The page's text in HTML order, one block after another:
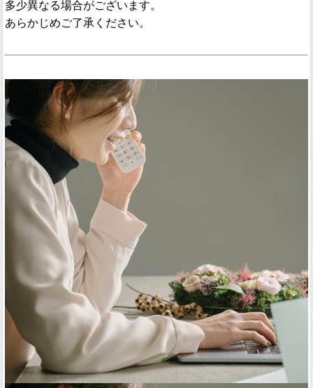
多少異なる場合がございます。
あらかじめご了承ください。